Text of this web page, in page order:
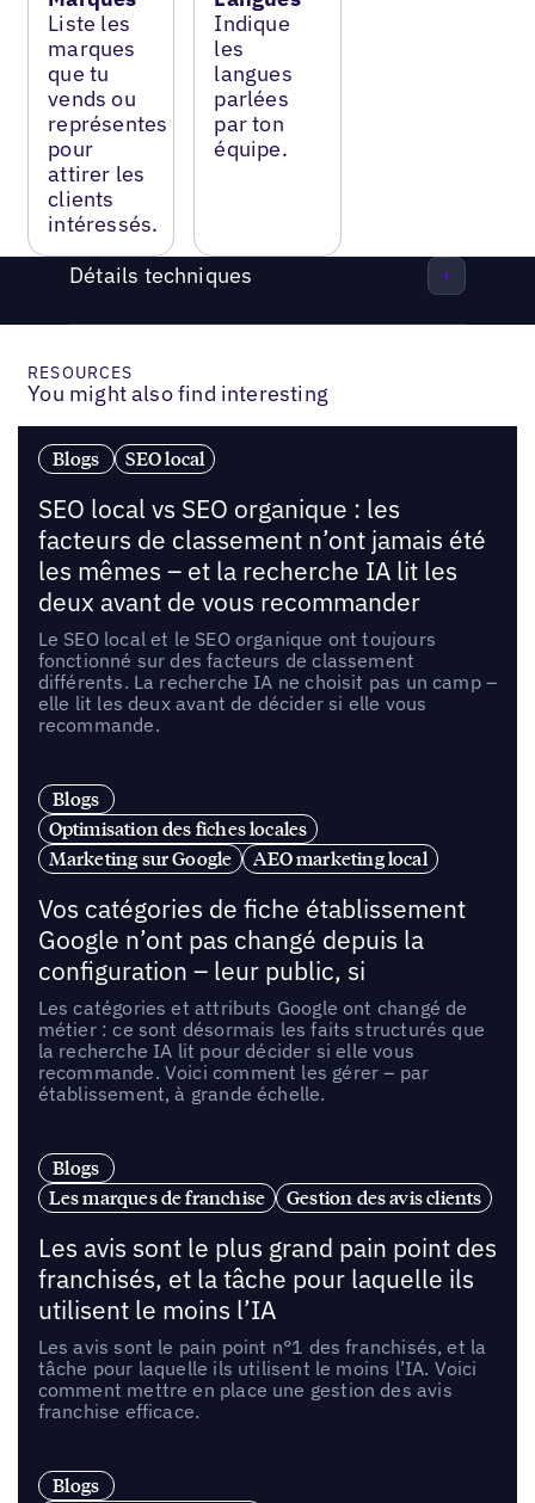
Liste les
marques
que tu
vends ou
représentes
pour
attirer les
clients
intéressés.
Indique
les
langues
parlées
par ton
équipe.
Détails techniques
RESOURCES
You might also find interesting
Blogs SEO local
SEO local vs SEO organique : les
facteurs de classement n’ont jamais été
les mêmes – et la recherche IA lit les
deux avant de vous recommander
Le SEO local et le SEO organique ont toujours
fonctionné sur des facteurs de classement
différents. La recherche IA ne choisit pas un camp –
elle lit les deux avant de décider si elle vous
recommande.
Blogs
Optimisation des fiches locales
Marketing sur Google
AEO marketing local
Vos catégories de fiche établissement
Google n’ont pas changé depuis la
configuration – leur public, si
Les catégories et attributs Google ont changé de
métier : ce sont désormais les faits structurés que
la recherche IA lit pour décider si elle vous
recommande. Voici comment les gérer – par
établissement, à grande échelle.
Blogs
Les marques de franchise
Gestion des avis clients
Les avis sont le plus grand pain point des
franchisés, et la tâche pour laquelle ils
utilisent le moins l’IA
Les avis sont le pain point n°1 des franchisés, et la
tâche pour laquelle ils utilisent le moins l’IA. Voici
comment mettre en place une gestion des avis
franchise efficace.
Blogs